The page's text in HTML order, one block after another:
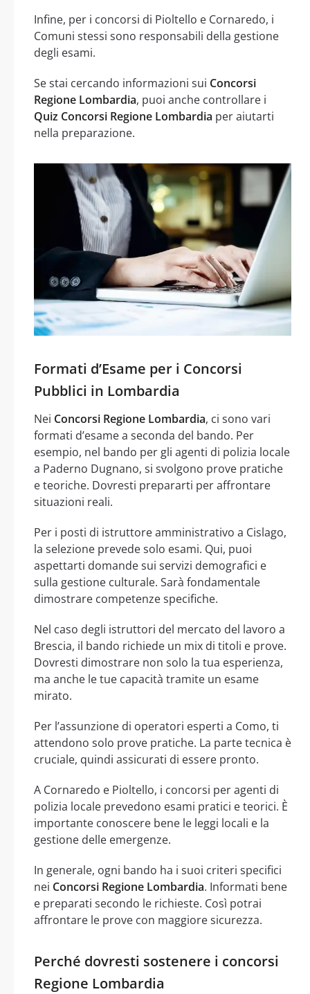
Infine, per i concorsi di Pioltello e Cornaredo, i
Comuni stessi sono responsabili della gestione
degli esami.
Se stai cercando informazioni sui Concorsi
Regione Lombardia, puoi anche controllare i
Quiz Concorsi Regione Lombardia per aiutarti
nella preparazione.
Formati d’Esame per i Concorsi
Pubblici in Lombardia
Nei Concorsi Regione Lombardia, ci sono vari
formati d’esame a seconda del bando. Per
esempio, nel bando per gli agenti di polizia locale
a Paderno Dugnano, si svolgono prove pratiche
e teoriche. Dovresti prepararti per affrontare
situazioni reali.
Per i posti di istruttore amministrativo a Cislago,
la selezione prevede solo esami. Qui, puoi
aspettarti domande sui servizi demografici e
sulla gestione culturale. Sarà fondamentale
dimostrare competenze specifiche.
Nel caso degli istruttori del mercato del lavoro a
Brescia, il bando richiede un mix di titoli e prove.
Dovresti dimostrare non solo la tua esperienza,
ma anche le tue capacità tramite un esame
mirato.
Per l’assunzione di operatori esperti a Como, ti
attendono solo prove pratiche. La parte tecnica è
cruciale, quindi assicurati di essere pronto.
A Cornaredo e Pioltello, i concorsi per agenti di
polizia locale prevedono esami pratici e teorici. È
importante conoscere bene le leggi locali e la
gestione delle emergenze.
In generale, ogni bando ha i suoi criteri specifici
nei Concorsi Regione Lombardia. Informati bene
e preparati secondo le richieste. Così potrai
affrontare le prove con maggiore sicurezza.
Perché dovresti sostenere i concorsi
Regione Lombardia